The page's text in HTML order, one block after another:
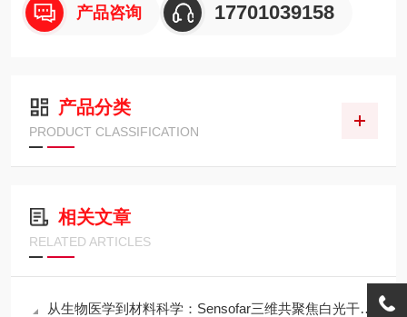
产品咨询 17701039158
产品分类
PRODUCT CLASSIFICATION
相关文章
RELATED ARTICLES
从生物医学到材料科学：Sensofar三维共聚焦白光干涉仪的跨领域应用传奇